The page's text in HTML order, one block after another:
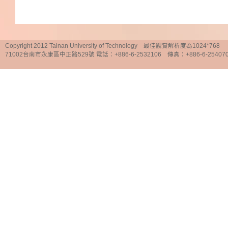
Copyright 2012 Tainan University of Technology 最佳觀賞解析度為1024*768
71002台南市永康區中正路529號 電話：+886-6-2532106 傳真：+886-6-